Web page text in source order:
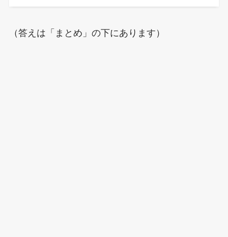
（答えは「まとめ」の下にあります）